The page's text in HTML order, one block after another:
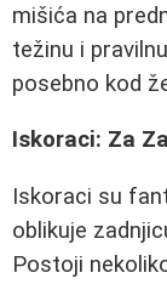
mišića na
težinu i
posebno kod
Iskoraci: Za
Iskoraci su
oblikuje
Postoji